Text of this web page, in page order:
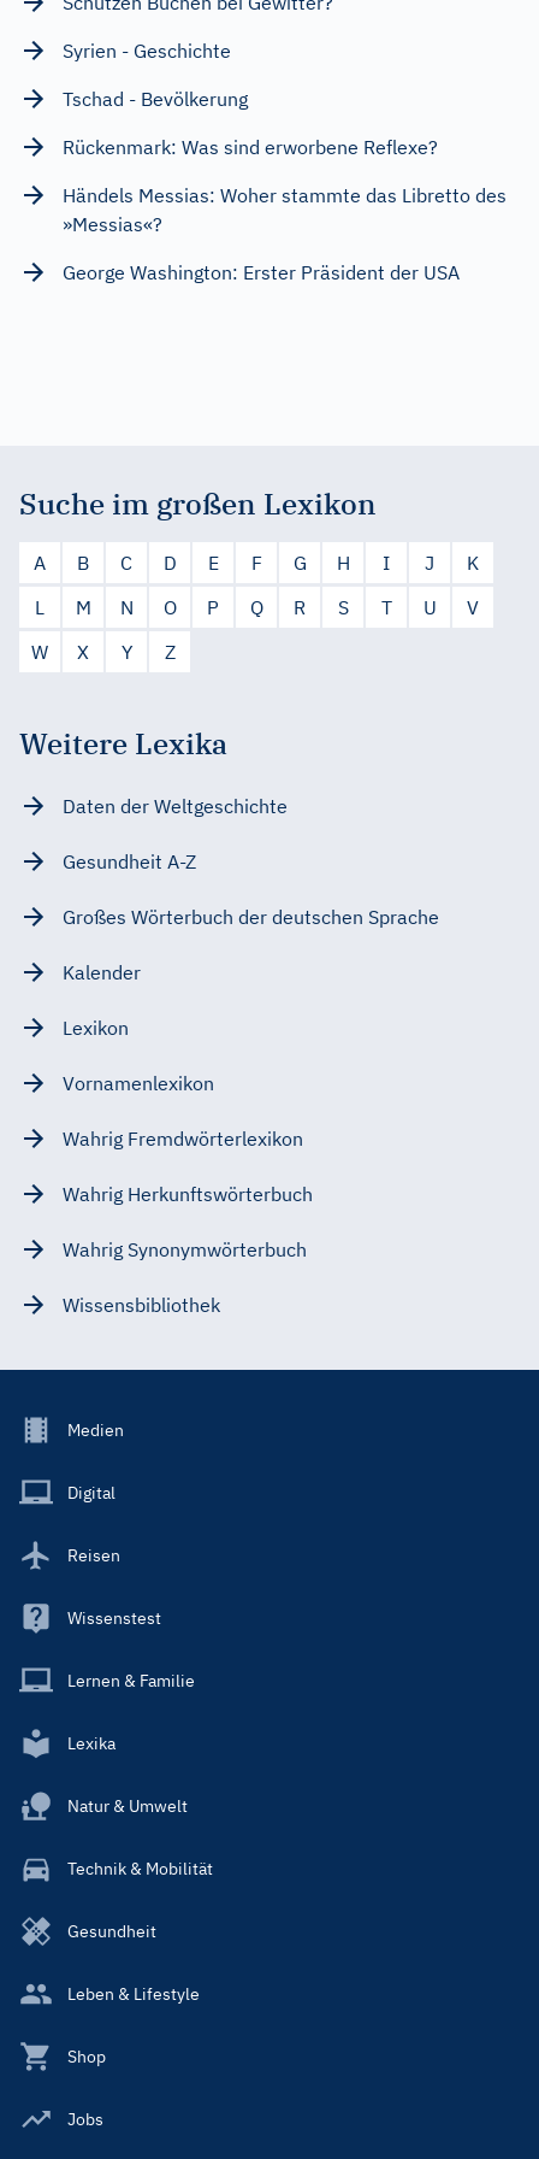
Syrien - Geschichte
Tschad - Bevölkerung
Rückenmark: Was sind erworbene Reflexe?
Händels Messias: Woher stammte das Libretto des
»Messias«?
George Washington: Erster Präsident der USA
Suche im großen Lexikon
A B C D E F G H I J
K
L
M N O P Q R S T U
V
W
X Y Z
Weitere Lexika
Daten der Weltgeschichte
Gesundheit A-Z
Großes Wörterbuch der deutschen Sprache
Kalender
Lexikon
Vornamenlexikon
Wahrig Fremdwörterlexikon
Wahrig Herkunftswörterbuch
Wahrig Synonymwörterbuch
Wissensbibliothek
Footer
Main
Medien
Digital
Reisen
Wissenstest
Lernen & Familie
Lexika
Natur & Umwelt
Technik & Mobilität
Gesundheit
Leben & Lifestyle
Shop
Jobs